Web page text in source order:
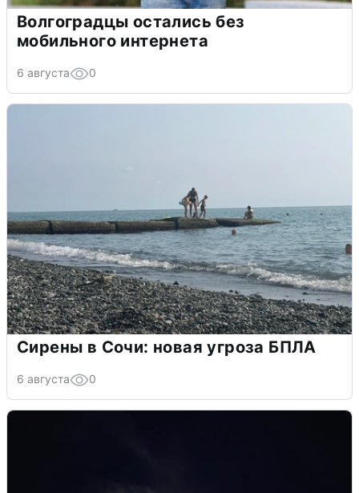
Волгоградцы остались без
мобильного интернета
6 августа 0
Сирены в Сочи: новая угроза БПЛА
6 августа 0